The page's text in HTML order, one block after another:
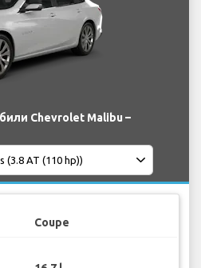
Chevrolet Malibu –
Coupe